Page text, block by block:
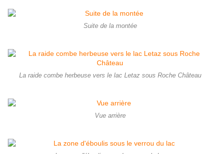
Suite de la montée
La raide combe herbeuse vers le lac Letaz sous Roche Château
Vue arrière